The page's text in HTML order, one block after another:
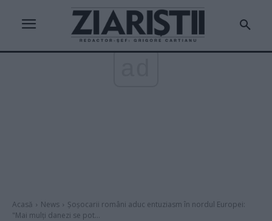
Acasă News
Șoșocarii români aduc entuziasm în nordul Europei:
"Mai mulți danezi se pot...